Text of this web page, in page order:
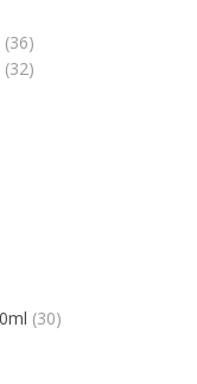
(36)
(32)
(30)